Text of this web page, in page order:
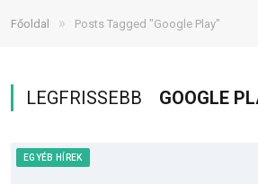
Főoldal » Posts Tagged "Google Play"
LEGFRISSEBB GOOGLE
EGYÉB HÍREK